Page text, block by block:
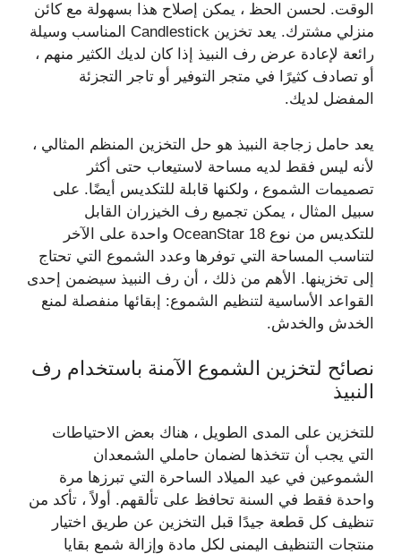
الوقت. لحسن الحظ ، يمكن إصلاح هذا بسهولة مع كائن
منزلي مشترك. يعد تخزين Candlestick المناسب وسيلة
رائعة لإعادة عرض رف النبيذ إذا كان لديك الكثير منهم ،
أو تصادف كثيرًا في متجر التوفير أو تاجر التجزئة
المفضل لديك.
يعد حامل زجاجة النبيذ هو حل التخزين المنظم المثالي ،
لأنه ليس فقط لديه مساحة لاستيعاب حتى أكثر
تصميمات الشموع ، ولكنها قابلة للتكديس أيضًا. على
سبيل المثال ، يمكن تجميع رف الخيزران القابل
للتكديس من نوع OceanStar 18 واحدة على الآخر
لتناسب المساحة التي توفرها وعدد الشموع التي تحتاج
إلى تخزينها. الأهم من ذلك ، أن رف النبيذ سيضمن إحدى
القواعد الأساسية لتنظيم الشموع: إبقائها منفصلة لمنع
الخدش والخدش.
نصائح لتخزين الشموع الآمنة باستخدام رف
النبيذ
للتخزين على المدى الطويل ، هناك بعض الاحتياطات
التي يجب أن تتخذها لضمان حاملي الشمعدان
الشموعين في عيد الميلاد الساحرة التي تبرزها مرة
واحدة فقط في السنة تحافظ على تألقهم. أولاً ، تأكد من
تنظيف كل قطعة جيدًا قبل التخزين عن طريق اختيار
منتجات التنظيف اليمنى لكل مادة وإزالة شمع بقايا